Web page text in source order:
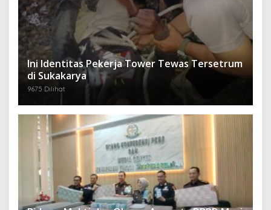
Ini Identitas Pekerja Tower Tewas Tersetrum
di Sukakarya
9675 Dilihat